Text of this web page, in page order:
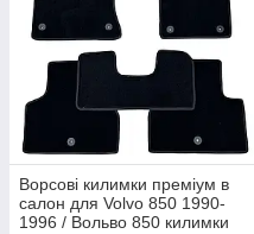
Ворсові килимки преміум в
салон для Volvo 850 1990-
1996 / Вольво 850 килимки